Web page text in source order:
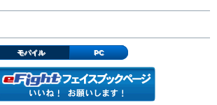
モバイル PC